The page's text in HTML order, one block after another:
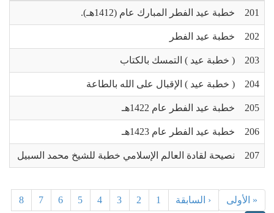
201 خطبة عيد الفطر المبارك عام (1412هـ).
202 خطبة عيد الفطر
203 ( خطبة عيد ) التمسك بالكتاب
204 ( خطبة عيد ) الإقبال على الله بالطاعة
205 خطبة عيد الفطر عام 1422هـ
206 خطبة عيد الفطر عام 1423هـ
207 نصيحة لقادة العالم الإسلامي خطبة للشيخ محمد السبيل
« الأولى ‹ السابقة 1
2
3
4
5
6
7
8